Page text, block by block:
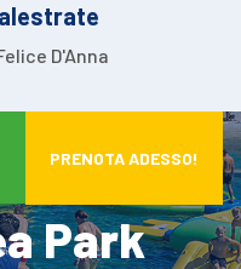
D'Anna
PRENOTA ADESSO!
Park